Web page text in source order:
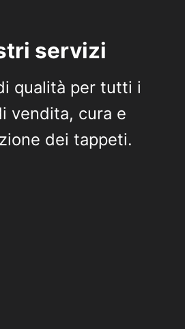
servizi
qualità per tutti i
vendita, cura e
dei tappeti.